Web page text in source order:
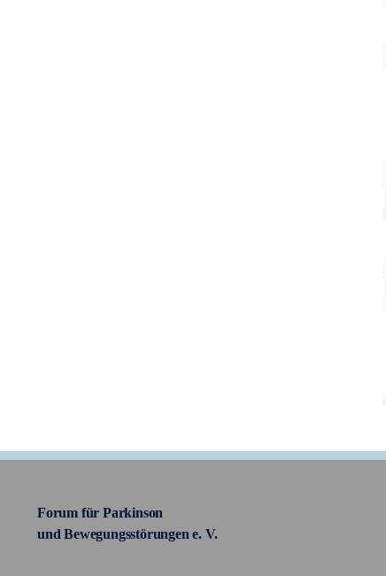
Forum für Parkinson
und Bewegungsstörungen e. V.